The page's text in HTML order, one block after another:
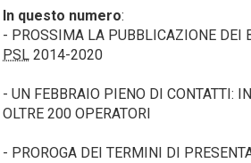
In questo numero:
- PROSSIMA LA PUBBLICAZIONE DEI
PSL 2014-2020
- UN FEBBRAIO PIENO DI CONTATTI:
OLTRE 200 OPERATORI
- PROROGA DEI TERMINI DI